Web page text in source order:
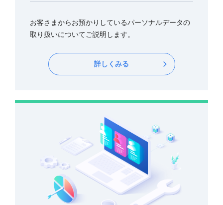
お客さまからお預かりしているパーソナルデータの
取り扱いについてご説明します。
詳しくみる